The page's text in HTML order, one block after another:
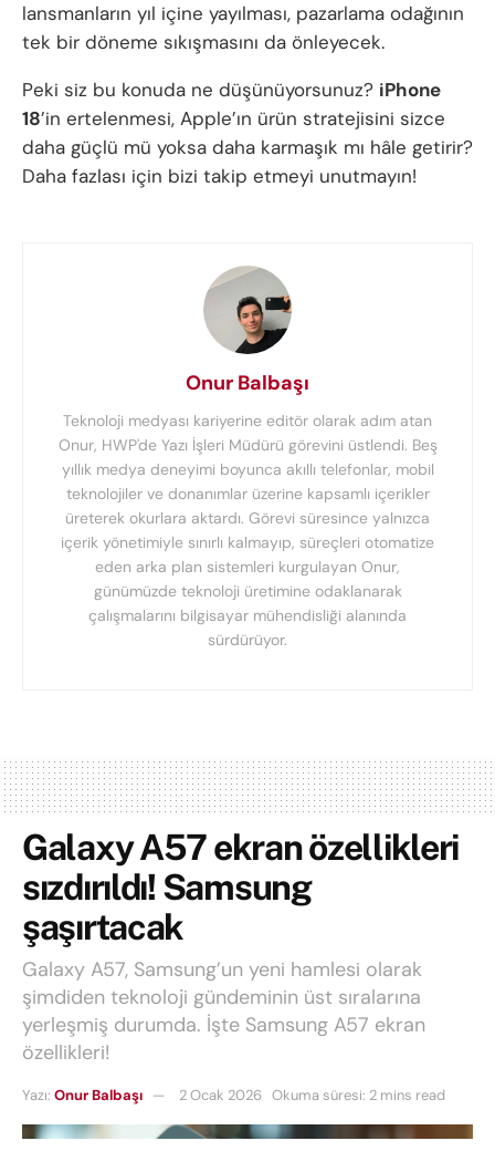
lansmanların yıl içine yayılması, pazarlama odağının
tek bir döneme sıkışmasını da önleyecek.
Peki siz bu konuda ne düşünüyorsunuz? iPhone
18’in ertelenmesi, Apple’ın ürün stratejisini sizce
daha güçlü mü yoksa daha karmaşık mı hâle getirir?
Daha fazlası için bizi takip etmeyi unutmayın!
Onur Balbaşı
Teknoloji medyası kariyerine editör olarak adım atan
Onur, HWP'de Yazı İşleri Müdürü görevini üstlendi. Beş
yıllık medya deneyimi boyunca akıllı telefonlar, mobil
teknolojiler ve donanımlar üzerine kapsamlı içerikler
üreterek okurlara aktardı. Görevi süresince yalnızca
içerik yönetimiyle sınırlı kalmayıp, süreçleri otomatize
eden arka plan sistemleri kurgulayan Onur,
günümüzde teknoloji üretimine odaklanarak
çalışmalarını bilgisayar mühendisliği alanında
sürdürüyor.
Galaxy A57 ekran özellikleri
sızdırıldı! Samsung
şaşırtacak
Galaxy A57, Samsung’un yeni hamlesi olarak
şimdiden teknoloji gündeminin üst sıralarına
yerleşmiş durumda. İşte Samsung A57 ekran
özellikleri!
Yazı: Onur Balbaşı 2 Ocak 2026 Okuma süresi: 2 mins read